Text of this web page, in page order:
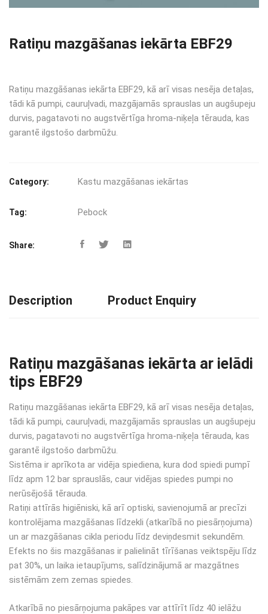
Ratiņu mazgāšanas iekārta EBF29
Ratiņu mazgāšanas iekārta EBF29, kā arī visas nesēja detaļas,
tādi kā pumpi, cauruļvadi, mazgājamās sprauslas un augšupeju
durvis, pagatavoti no augstvērtīga hroma-niķeļa tērauda, kas
garantē ilgstošo darbmūžu.
Category: Kastu mazgāšanas iekārtas
Tag: Pebock
Share:
Description Product Enquiry
Ratiņu mazgāšanas iekārta ar ielādi
tips EBF29
Ratiņu mazgāšanas iekārta EBF29, kā arī visas nesēja detaļas,
tādi kā pumpi, cauruļvadi, mazgājamās sprauslas un augšupeju
durvis, pagatavoti no augstvērtīga hroma-niķeļa tērauda, kas
garantē ilgstošo darbmūžu.
Sistēma ir aprīkota ar vidēja spiediena, kura dod spiedi pumpī
līdz apm 12 bar sprauslās, caur vidējas spiedes pumpi no
nerūsējošā tērauda.
Ratiņi attīrās higiēniski, kā arī optiski, savienojumā ar precīzi
kontrolējama mazgāšanas līdzekli (atkarībā no piesārņojuma)
un ar mazgāšanas cikla periodu līdz deviņdesmit sekundēm.
Efekts no šis mazgāšanas ir palielināt tīrīšanas veiktspēju līdz
pat 30%, un laika ietaupījums, salīdzinājumā ar mazgātnes
sistēmām zem zemas spiedes.
Atkarībā no piesārņojuma pakāpes var attīrīt līdz 40 ielāžu